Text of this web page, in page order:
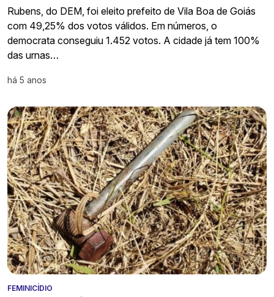
Rubens, do DEM, foi eleito prefeito de Vila Boa de Goiás
com 49,25% dos votos válidos. Em números, o
democrata conseguiu 1.452 votos. A cidade já tem 100%
das urnas…
há 5 anos
FEMINICÍDIO